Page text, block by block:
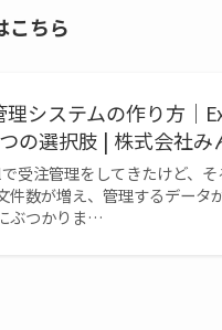
こちら
理システムの作り方｜
の選択肢 | 株式会社み
で受注管理をしてきたけど、
件数が増え、管理するデータ
ぶつかりま…